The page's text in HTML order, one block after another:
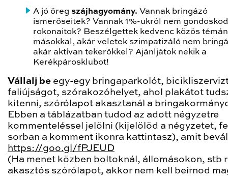
A jó öreg szájhagyomány. Vannak bringázó
ismerőseitek? Vannak 1%-ukról nem
rokonaitok? Beszélgettek kedvenc közös
másokkal, akár veletek szimpatizáló nem
akár aktívan tekerőkkel? Ajánljátok nekik a
Kerékpárosklubot!
Vállalj be egy-egy bringaparkolót,
faliújságot, szórakozóhelyet, ahol plakátot
kitenni, szórólapot akasztanál a
Ebben a táblázatban tudod az adott négyzetre
kommenteléssel jelölni (kijelölöd a négyzetet,
sorban a komment ikonra kattintasz), amit
https://goo.gl/fPJEUD
(Ha menet közben boltoknál, állomásokon, stb
akasztós szórólapot, akkor nem kell beírnod